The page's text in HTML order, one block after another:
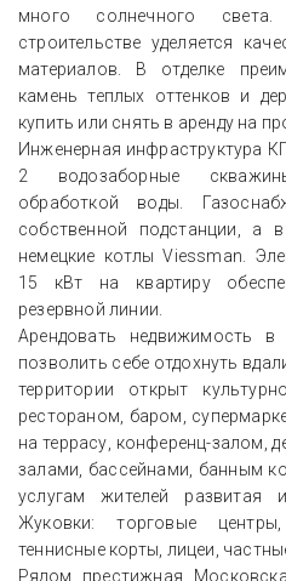
много солнечного
строительстве уделяется
материалов. В отделке
камень теплых оттенков и
купить или снять в аренду на
Инженерная инфраструктура
2 водозаборные
обработкой воды.
собственной подстанции, а
немецкие котлы Viessman.
15 кВт на квартиру
резервной линии.
Арендовать недвижимость
позволить себе отдохнуть
территории открыт
рестораном, баром,
на террасу, конференц-залом,
залами, бассейнами, банным
услугам жителей развитая
Жуковки: торговые
теннисные корты, лицеи,
Рядом престижная